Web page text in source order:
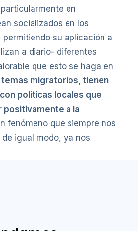
en
socializados en los
su aplicación a
a diario- diferentes
que esto se haga en
temas migratorios, tienen
políticas locales que
positivamente a la
fenómeno que siempre nos
igual modo, ya nos